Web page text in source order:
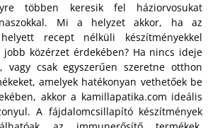
többen keresik fel háziorvosukat
Mi a helyzet akkor, ha az
recept nélküli készítményekkel
közérzet érdekében? Ha nincs ideje
vagy csak egyszerűen szeretne otthon
amelyek hatékonyan vethetőek be
akkor a kamillapatika.com ideális
A fájdalomcsillapító készítmények